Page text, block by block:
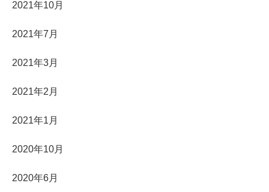
2021年10月
2021年7月
2021年3月
2021年2月
2021年1月
2020年10月
2020年6月